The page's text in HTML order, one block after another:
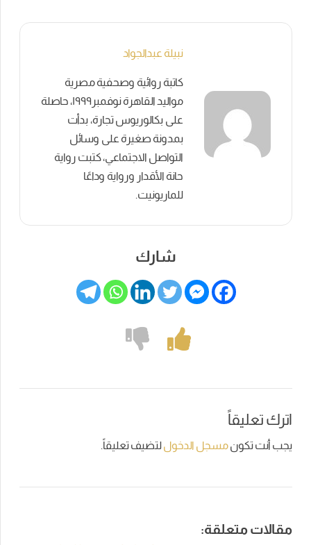
نبيلة عبدالجواد
كاتبة روائية وصحفية مصرية
مواليد القاهرة نوفمبر١٩٩٩، حاصلة
على بكالوريوس تجارة، بدأت
بمدونة صغيرة على وسائل
التواصل الاجتماعي، كتبت رواية
حانة الأقدار ورواية وداعًا
للماريونيت.
شارك
اترك تعليقاً
يجب أنت تكونمسجل الدخوللتضيف تعليقاً.
مقالات متعلقة: